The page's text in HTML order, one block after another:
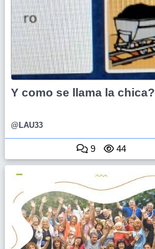
Y como se llama la chica?
@LAU33
9 44